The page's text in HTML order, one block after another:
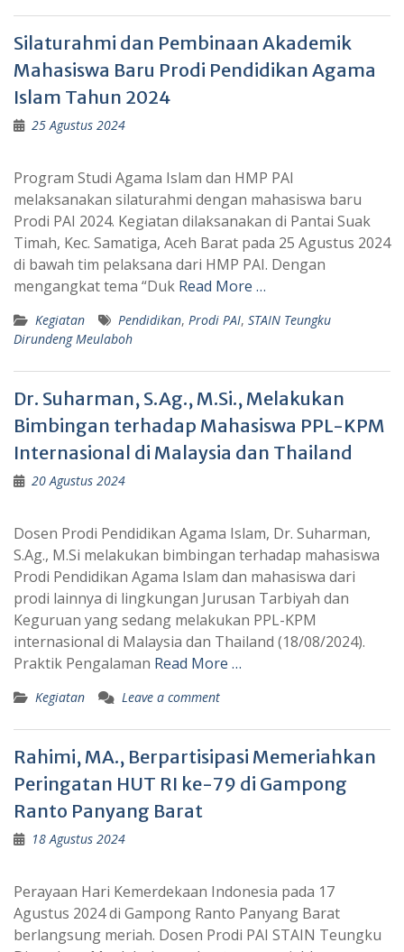
Silaturahmi dan Pembinaan Akademik
Mahasiswa Baru Prodi Pendidikan Agama
Islam Tahun 2024
25 Agustus 2024
Program Studi Agama Islam dan HMP PAI
melaksanakan silaturahmi dengan mahasiswa baru
Prodi PAI 2024. Kegiatan dilaksanakan di Pantai Suak
Timah, Kec. Samatiga, Aceh Barat pada 25 Agustus 2024
di bawah tim pelaksana dari HMP PAI. Dengan
mengangkat tema “Duk Read More …
Kegiatan Pendidikan, Prodi PAI, STAIN Teungku
Dirundeng Meulaboh
Dr. Suharman, S.Ag., M.Si., Melakukan
Bimbingan terhadap Mahasiswa PPL-KPM
Internasional di Malaysia dan Thailand
20 Agustus 2024
Dosen Prodi Pendidikan Agama Islam, Dr. Suharman,
S.Ag., M.Si melakukan bimbingan terhadap mahasiswa
Prodi Pendidikan Agama Islam dan mahasiswa dari
prodi lainnya di lingkungan Jurusan Tarbiyah dan
Keguruan yang sedang melakukan PPL-KPM
internasional di Malaysia dan Thailand (18/08/2024).
Praktik Pengalaman Read More …
Kegiatan Leave a comment
Rahimi, MA., Berpartisipasi Memeriahkan
Peringatan HUT RI ke-79 di Gampong
Ranto Panyang Barat
18 Agustus 2024
Perayaan Hari Kemerdekaan Indonesia pada 17
Agustus 2024 di Gampong Ranto Panyang Barat
berlangsung meriah. Dosen Prodi PAI STAIN Teungku